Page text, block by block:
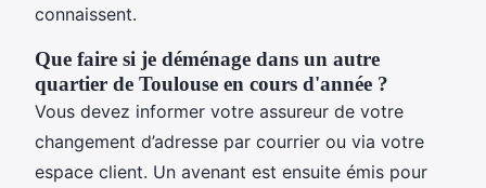
connaissent.
Que faire si je déménage dans un autre
quartier de Toulouse en cours d'année ?
Vous devez informer votre assureur de votre
changement d’adresse par courrier ou via votre
espace client. Un avenant est ensuite émis pour